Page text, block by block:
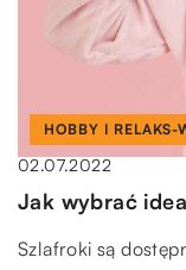
HOBBY I RELAKS-
02.07.2022
Jak wybrać
Szlafroki są